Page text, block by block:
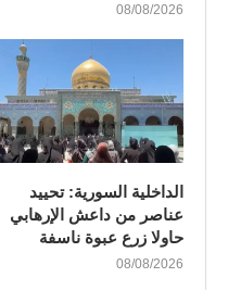
08/08/2026
الداخلية السورية: تحييد
عناصر من داعش الإرهابي
حاولا زرع عبوة ناسفة
08/08/2026